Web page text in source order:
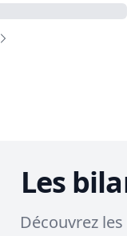
Les
Découvrez